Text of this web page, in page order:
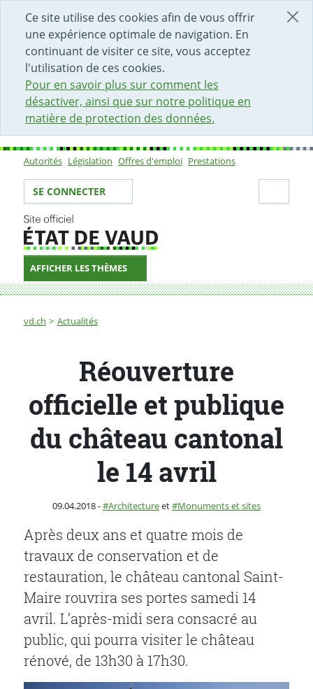
Ce site utilise des cookies afin de vous offrir
une expérience optimale de navigation. En
continuant de visiter ce site, vous acceptez
l'utilisation de ces cookies.
Pour en savoir plus sur comment les
désactiver, ainsi que sur notre politique en
matière de protection des données.
DÉBUT DU CONTENU DE LA PAGE
ACCÈS AU CHAMP DE RECHERCHE
PAGE D'ACCUEIL
FORMULAIRE DE CONTACT
Sous-navigation
Autorités Législation Offres d'emploi Prestations
Votre identité
SE CONNECTER
AFFICHER LES THÈMES
Fil d'Ariane
vd.ch Actualités
Réouverture officielle et publique du château cantonal
Réouverture
officielle et publique
du château cantonal
le 14 avril
Publié le
09.04.2018-Catégorie :
Architectureet Monuments et sites
Après deux ans et quatre mois de
travaux de conservation et de
restauration, le château cantonal Saint-
Maire rouvrira ses portes samedi 14
avril. L’après-midi sera consacré au
public, qui pourra visiter le château
rénové, de 13h30 à 17h30.